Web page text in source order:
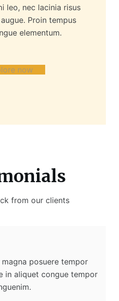
leo, nec lacinia risus
Proin tempus
elementum.
now
from our clients
posuere tempor
in aliquet congue tempor